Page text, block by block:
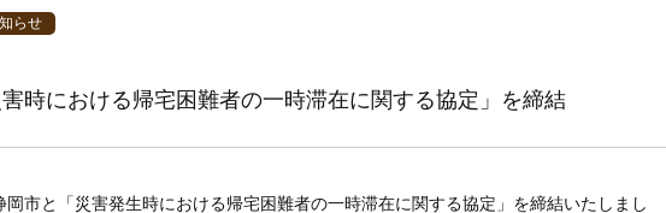
らせ
時における帰宅困難者の一時滞在に関する協定」を締結
岡市と「災害発生時における帰宅困難者の一時滞在に関する協定」を締結いたしまし